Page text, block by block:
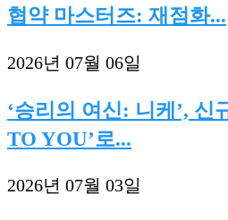
협약 마스터즈: 재점화...
2026년 07월 06일
‘승리의 여신: 니케’, 신
TO YOU’로...
2026년 07월 03일